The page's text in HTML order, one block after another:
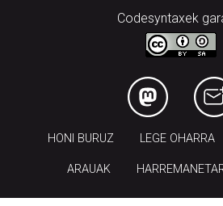
Codesyntaxek
HONI BURUZ LEGE OHARRA
ARAUAK